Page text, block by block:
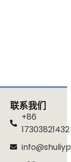
联系我们
+86
17303821432